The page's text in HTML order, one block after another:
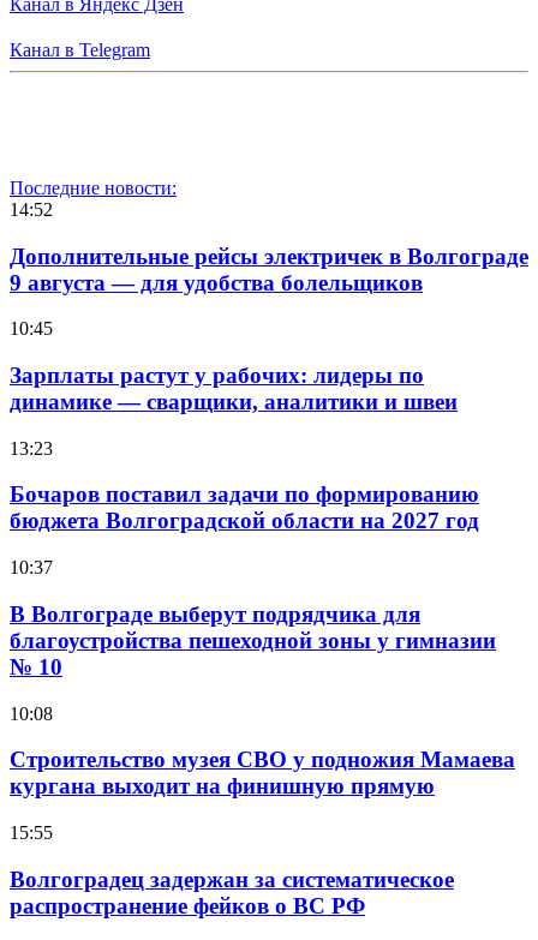
Канал в Telegram
Последние новости:
14:52
Дополнительные рейсы электричек в Волгограде
9 августа — для удобства болельщиков
10:45
Зарплаты растут у рабочих: лидеры по
динамике — сварщики, аналитики и швеи
13:23
Бочаров поставил задачи по формированию
бюджета Волгоградской области на 2027 год
10:37
В Волгограде выберут подрядчика для
благоустройства пешеходной зоны у гимназии
№ 10
10:08
Строительство музея СВО у подножия Мамаева
кургана выходит на финишную прямую
15:55
Волгоградец задержан за систематическое
распространение фейков о ВС РФ